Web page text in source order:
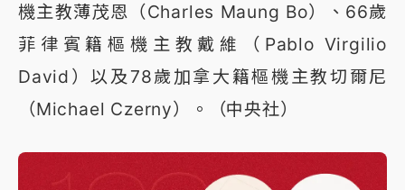
機主教薄茂恩（Charles Maung Bo）、66歲
菲律賓籍樞機主教戴維（Pablo Virgilio
David）以及78歲加拿大籍樞機主教切爾尼
（Michael Czerny）。（中央社）